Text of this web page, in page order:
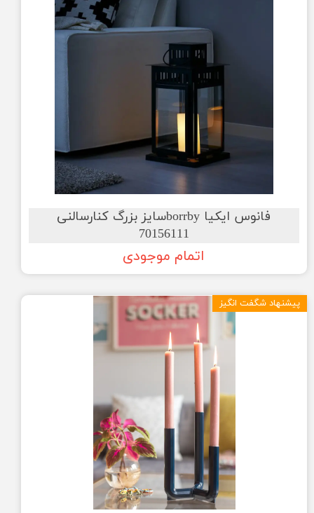
فانوس ایکیا borrbyسایز بزرگ کنارسالنی
70156111
اتمام موجودی
پیشنهاد شگفت انگیز